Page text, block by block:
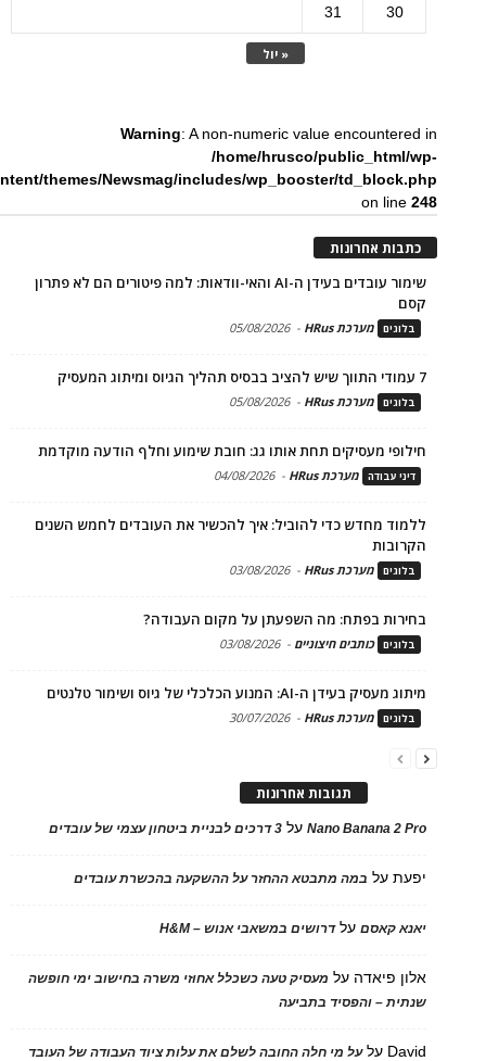
« יול
30
31
Warning: A non-numeric value encountered in
/home/hrusco/public_html/wp-
themes/Newsmag/includes/wp_booster/td_block.php
on line248
כתבות אחרונות
שימור עובדים בעידן ה-AI והאי-וודאות: למה פיטורים הם לא פתרון
קסם
בלוגים מערכת HRus -
05/08/2026
7 עמודי התווך שיש להציב בבסיס תהליך הגיוס ומיתוג המעסיק
בלוגים מערכת HRus -
05/08/2026
חילופי מעסיקים תחת אותו גג: חובת שימוע וחלף הודעה מוקדמת
דיני עבודה מערכת HRus -
04/08/2026
ללמוד מחדש כדי להוביל: איך להכשיר את העובדים לחמש השנים
הקרובות
בלוגים מערכת HRus -
03/08/2026
בחירות בפתח: מה השפעתן על מקום העבודה?
בלוגים כותבים חיצוניים -
03/08/2026
מיתוג מעסיק בעידן ה-AI: המנוע הכלכלי של גיוס ושימור טלנטים
בלוגים מערכת HRus -
30/07/2026
תגובות אחרונות
Nano Banana 2 Proעל 3 דרכים לבניית ביטחון עצמי של עובדים
יפעתעל במה מתבטא ההחזר על ההשקעה בהכשרת עובדים
יאנא קאסםעלדרושים במשאבי אנוש – H&M
אלון פיאדה על מעסיק טעה כשכלל אחוזי משרה בחישוב ימי חופשה
שנתית – והפסיד בתביעה
David עלעל מי חלה החובה לשלם את עלות ציוד העבודה של העובד